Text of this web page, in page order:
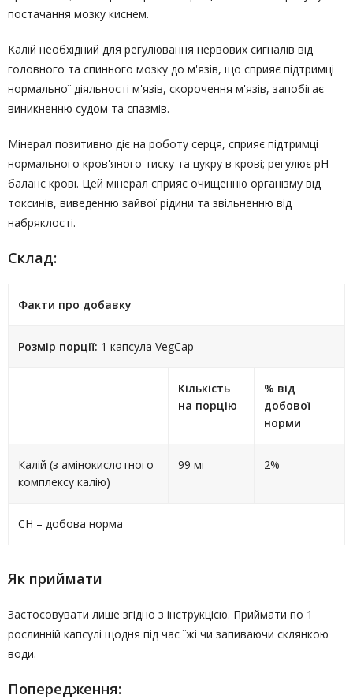
постачання мозку киснем.
Калій необхідний для регулювання нервових сигналів від
головного та спинного мозку до м'язів, що сприяє підтримці
нормальної діяльності м'язів, скорочення м'язів, запобігає
виникненню судом та спазмів.
Мінерал позитивно діє на роботу серця, сприяє підтримці
нормального кров'яного тиску та цукру в крові; регулює рН-
баланс крові. Цей мінерал сприяє очищенню організму від
токсинів, виведенню зайвої рідини та звільненню від
набряклості.
Склад:
Факти про добавку
Розмір порції: 1 капсула VegCap
Кількість
на порцію
% від
добової
норми
Калій (з амінокислотного
комплексу калію)
99 мг 2%
СН – добова норма
Як приймати
Застосовувати лише згідно з інструкцією. Приймати по 1
рослинній капсулі щодня під час їжі чи запиваючи склянкою
води.
Попередження: